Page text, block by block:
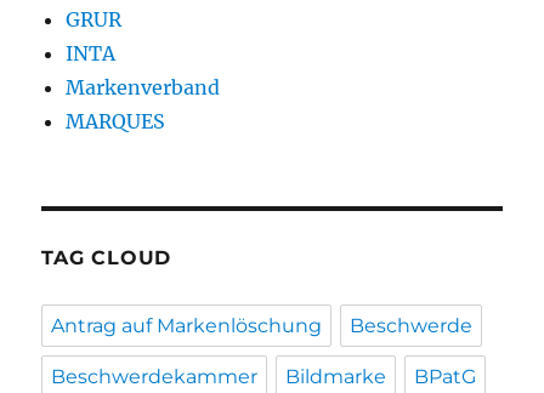
GRUR
INTA
Markenverband
MARQUES
TAG CLOUD
Antrag auf Markenlöschung Beschwerde
Beschwerdekammer Bildmarke BPatG